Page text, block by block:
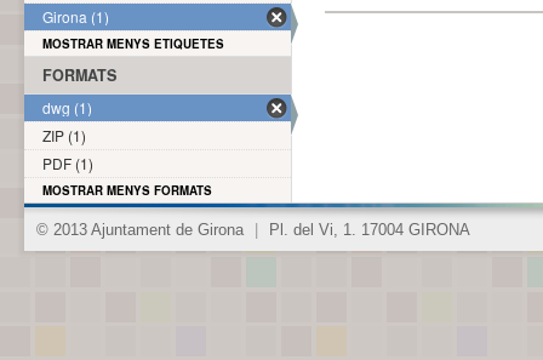
Girona (1)
MOSTRAR MENYS ETIQUETES
FORMATS
dwg (1)
ZIP (1)
PDF (1)
MOSTRAR MENYS FORMATS
© 2013 Ajuntament de Girona Pl. del Vi, 1. 17004 GIRONA